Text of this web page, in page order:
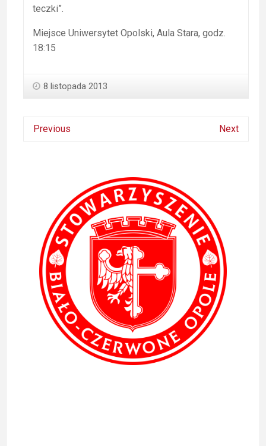
teczki”.
Miejsce Uniwersytet Opolski, Aula Stara, godz.
18:15
8 listopada 2013
Previous Next